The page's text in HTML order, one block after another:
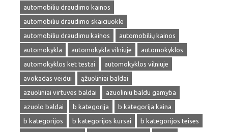
automobiliu draudimo kainos
automobiliu draudimo skaiciuokle
automobiliu draudimu kainos
automobilių kainos
automokykla
automokykla vilniuje
automokyklos
automokyklos ket testai
automokyklos vilniuje
avokadas veidui
ąžuoliniai baldai
azuoliniai virtuves baldai
azuoliniu baldu gamyba
azuolo baldai
b kategorija
b kategorija kaina
b kategorijos
b kategorijos kursai
b kategorijos teises